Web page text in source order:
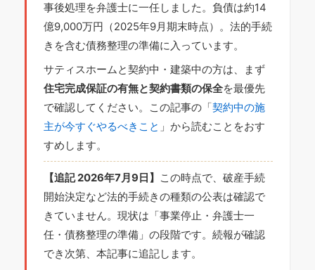
事後処理を弁護士に一任しました。負債は約14
億9,000万円（2025年9月期末時点）。法的手続
きを含む債務整理の準備に入っています。
サティスホームと契約中・建築中の方は、まず
住宅完成保証の有無と契約書類の保全を最優先
で確認してください。この記事の「契約中の施
主が今すぐやるべきこと 」から読むことをおす
すめします。
【追記 2026年7月9日】
この時点で、破産手続
開始決定など法的手続きの種類の公表は確認で
きていません。現状は「事業停止・弁護士一
任・債務整理の準備」の段階です。続報が確認
でき次第、本記事に追記します。